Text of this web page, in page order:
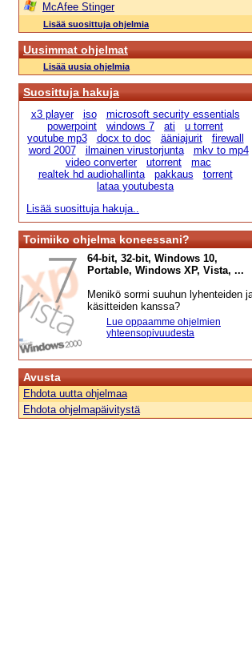
McAfee Stinger
Lisää suosittuja ohjelmia
Uusimmat ohjelmat
Lisää uusia ohjelmia
Suosittuja hakuja
x3 player iso
microsoft security essentials
powerpoint
windows 7 ati
u torrent
youtube mp3
docx to doc ääniajurit
firewall
word 2007
ilmainen virustorjunta
mkv to mp4
video converter
utorrent
mac
realtek hd audiohallinta
pakkaus
torrent
lataa youtubesta
Lisää suosittuja hakuja..
Toimiiko ohjelma koneessani?
64-bit, 32-bit, Windows 10,
Portable, Windows XP, Vista, ...
Menikö sormi suuhun lyhenteiden
käsitteiden kanssa?
Lue oppaamme ohjelmien
yhteensopivuudesta
Avusta
Ehdota uutta ohjelmaa
Ehdota ohjelmapäivitystä